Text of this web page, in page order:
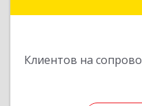
Клиентов на